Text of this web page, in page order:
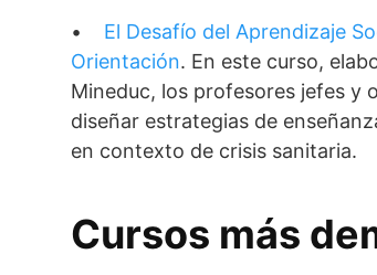
• El Desafío del Aprendizaje
Orientación. En este curso,
Mineduc, los profesores jefes y
diseñar estrategias de
en contexto de crisis sanitaria.
Cursos más